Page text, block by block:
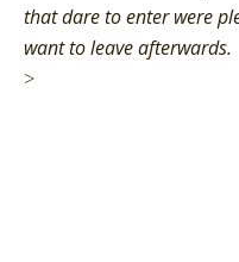
that dare to enter were
want to leave afterwards.
>